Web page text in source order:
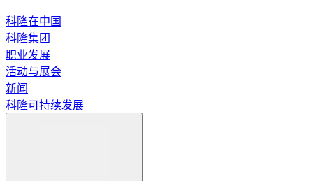
科隆在中国
科隆集团
职业发展
活动与展会
新闻
科隆可持续发展